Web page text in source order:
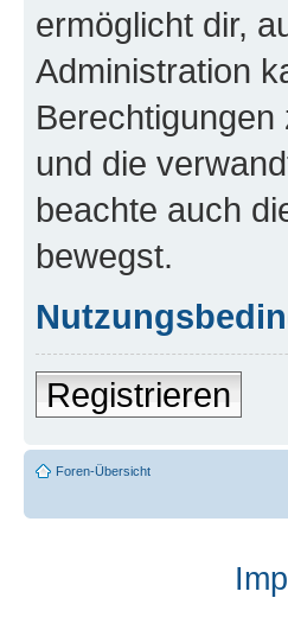
ermöglicht dir,
Administration
und die
beachte auch
bewegst.
Registrieren
Foren-Übersicht